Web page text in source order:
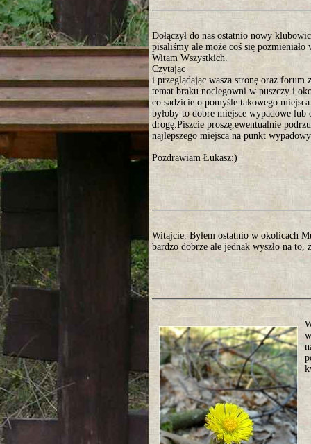
Dołączył do nas ostatnio nowy
pisaliśmy ale może coś się
Witam Wszystkich.
Czytając
i przeglądając wasza stronę oraz forum
temat braku noclegowni w puszczy i
co sadzicie o pomyśle takowego
byłoby to dobre miejsce wypadowe
drogę.Piszcie proszę,ewentualnie
najlepszego miejsca na punkt
Pozdrawiam Łukasz:)
Witajcie. Byłem ostatnio w okolicach
bardzo dobrze ale jednak wyszło na to,